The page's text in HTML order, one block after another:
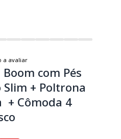
a avaliar
com Pés
Slim + Poltrona
+ Cômoda 4